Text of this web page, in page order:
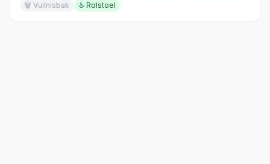
🗑️ Vuilnisbak ♿ Rolstoel